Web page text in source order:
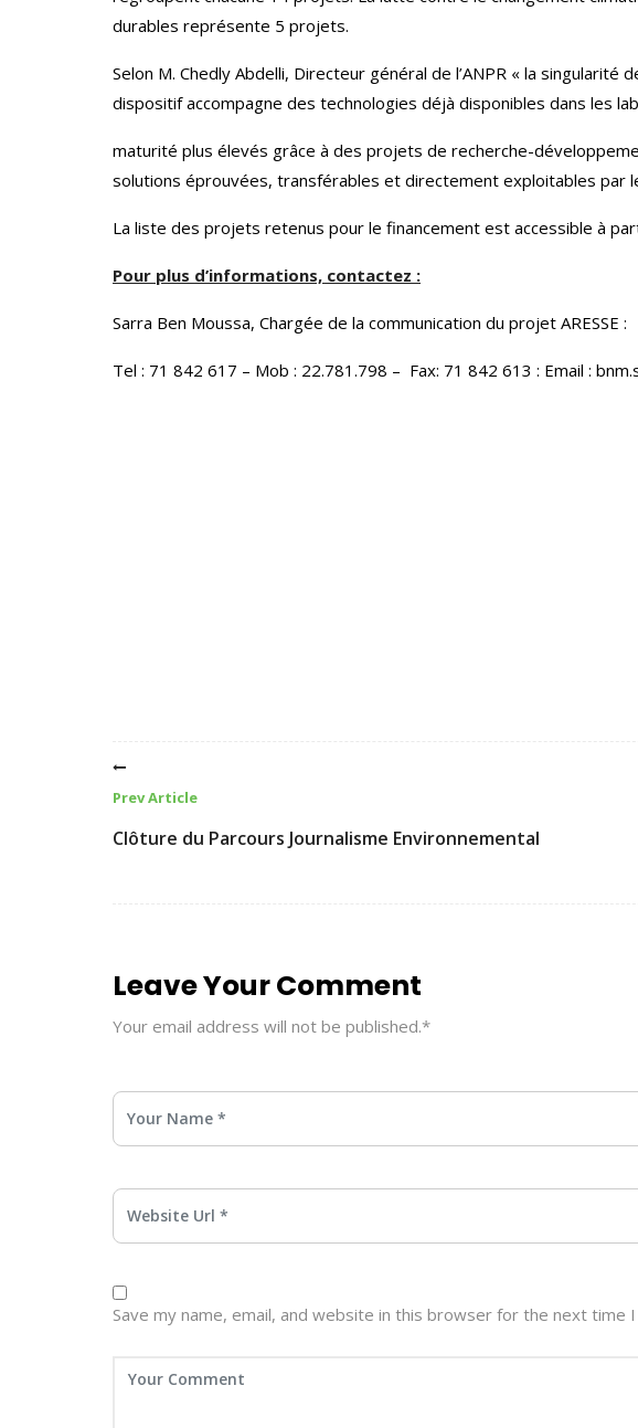
durables représente 5 projets.
Selon M. Chedly Abdelli, Directeur général de l’ANPR « la
dispositif accompagne des technologies déjà disponibles dans les
maturité plus élevés grâce à des projets de recherche-
solutions éprouvées, transférables et directement exploitables par
La liste des projets retenus pour le financement est accessible à
Pour plus d’informations, contactez :
Sarra Ben Moussa, Chargée de la communication du projet ARESSE :
Tel : 71 842 617 – Mob : 22.781.798 – Fax: 71 842 613 : Email :
Prev Article
Clôture du Parcours Journalisme Environnemental
Leave Your Comment
Your email address will not be published.*
Save my name, email, and website in this browser for the next time